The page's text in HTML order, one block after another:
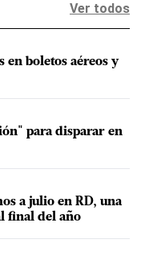
Ver todos
en boletos aéreos y
para disparar en
a julio en RD, una
final del año